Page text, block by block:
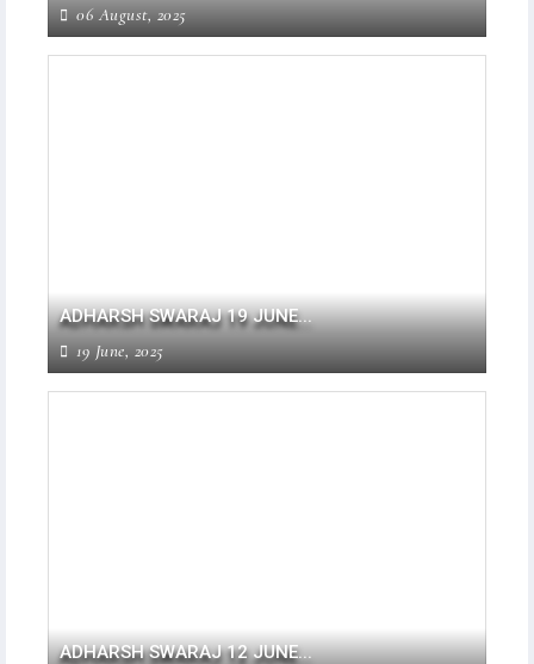
06 August, 2025
ADHARSH SWARAJ 19 JUNE...
19 June, 2025
ADHARSH SWARAJ 12 JUNE...